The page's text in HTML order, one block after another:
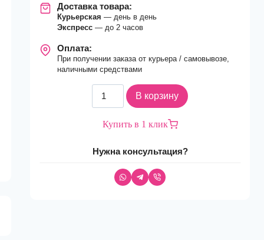
Доставка товара:
Курьерская— день в день
Экспресс— до 2 часов
Оплата:
При получении заказа от курьера / самовывозе,
наличными средствами
Количество
товара
Ноутбук
MacBook
В корзину
Купить в 1 клик
Нужна консультация?